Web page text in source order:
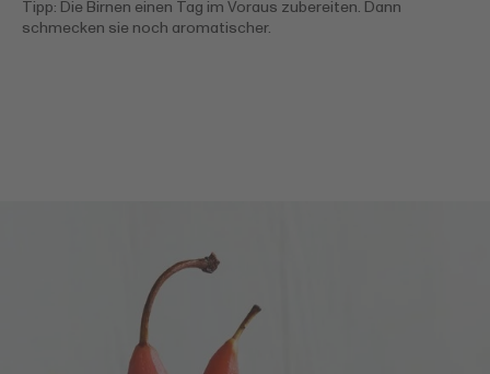
Tipp: Die Birnen einen Tag im Voraus zubereiten. Dann
schmecken sie noch aromatischer.